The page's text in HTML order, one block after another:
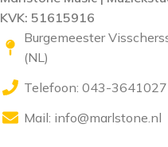
KVK: 51615916
Burgemeester
(NL)
Telefoon: 043-3641027
Mail: info@marlstone.nl